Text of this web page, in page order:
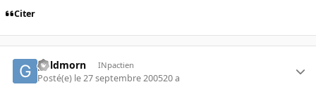
Citer
goldmorn INpactien
Posté(e) le 27 septembre 200520 a